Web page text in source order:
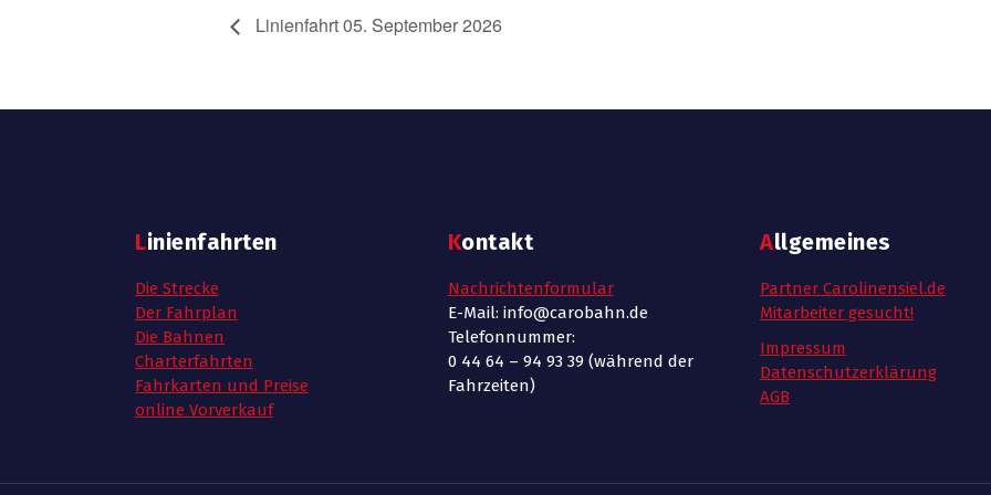
Linienfahrt 05. September 2026
Linienfahrten
Die Strecke
Der Fahrplan
Die Bahnen
Charterfahrten
Fahrkarten und Preise
online Vorverkauf
Kontakt
Nachrichtenformular
E-Mail: info@carobahn.de
Telefonnummer:
0 44 64 – 94 93 39 (während der
Fahrzeiten)
Allgemeines
Partner Carolinensiel.de
Mitarbeiter gesucht!
Impressum
Datenschutzerklärung
AGB